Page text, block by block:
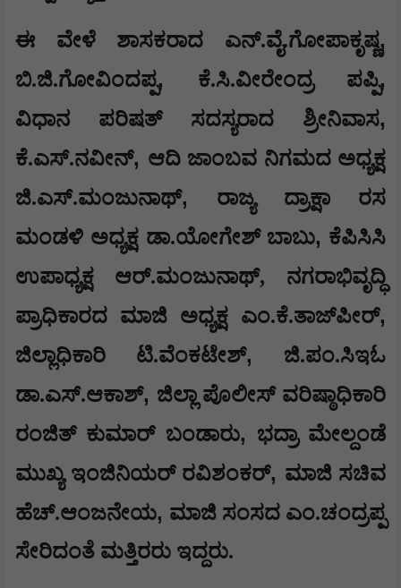
ಈ ವೇಳೆ ಶಾಸಕರಾದ ಎನ್.ವೈ.ಗೋಪಾಕೃಷ್ಣ,
ಬಿ.ಜಿ.ಗೋವಿಂದಪ್ಪ, ಕೆ.ಸಿ.ವೀರೇಂದ್ರ ಪಪ್ಪಿ,
ವಿಧಾನ ಪರಿಷತ್ ಸದಸ್ಯರಾದ ಶ್ರೀನಿವಾಸ,
ಕೆ.ಎಸ್.ನವೀನ್, ಆದಿ ಜಾಂಬವ ನಿಗಮದ ಅಧ್ಯಕ್ಷ
ಜಿ.ಎಸ್.ಮಂಜುನಾಥ್, ರಾಜ್ಯ ದ್ರಾಕ್ಷಾ ರಸ
ಮಂಡಳಿ ಅಧ್ಯಕ್ಷ ಡಾ.ಯೋಗೇಶ್ ಬಾಬು, ಕೆಪಿಸಿಸಿ
ಉಪಾಧ್ಯಕ್ಷ ಆರ್.ಮಂಜುನಾಥ್,
ನಗರಾಭಿವೃದ್ಧಿ
ಪ್ರಾಧಿಕಾರದ ಮಾಜಿ ಅಧ್ಯಕ್ಷ ಎಂ.ಕೆ.ತಾಜ್‌ಪೀರ್,
ಜಿಲ್ಲಾಧಿಕಾರಿ ಟಿ.ವೆಂಕಟೇಶ್, ಜಿ.ಪಂ.ಸಿಇಓ
ಡಾ.ಎಸ್.ಆಕಾಶ್, ಜಿಲ್ಲಾ ಪೊಲೀಸ್ ವರಿಷ್ಠಾಧಿಕಾರಿ
ರಂಜಿತ್ ಕುಮಾರ್ ಬಂಡಾರು, ಭದ್ರಾ ಮೇಲ್ದಂಡೆ
ಮುಖ್ಯ ಇಂಜಿನಿಯರ್ ರವಿಶಂಕರ್, ಮಾಜಿ ಸಚಿವ
ಹೆಚ್.ಆಂಜನೇಯ, ಮಾಜಿ ಸಂಸದ ಎಂ.ಚಂದ್ರಪ್ಪ
ಸೇರಿದಂತೆ ಮತ್ತಿರರು ಇದ್ದರು.